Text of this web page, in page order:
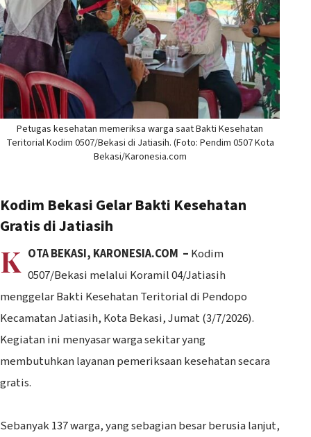
Petugas kesehatan memeriksa warga saat Bakti Kesehatan
Teritorial Kodim 0507/Bekasi di Jatiasih. (Foto: Pendim 0507 Kota
Bekasi/Karonesia.com
Kodim Bekasi Gelar Bakti Kesehatan
Gratis di Jatiasih
K OTA BEKASI, KARONESIA.COM – Kodim
0507/Bekasi melalui Koramil 04/Jatiasih
menggelar Bakti Kesehatan Teritorial di Pendopo
Kecamatan Jatiasih, Kota Bekasi, Jumat (3/7/2026).
Kegiatan ini menyasar warga sekitar yang
membutuhkan layanan pemeriksaan kesehatan secara
gratis.
‎Sebanyak 137 warga, yang sebagian besar berusia lanjut,